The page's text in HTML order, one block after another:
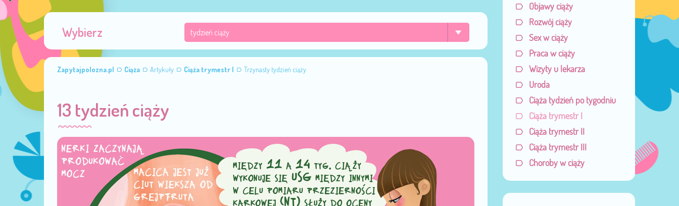
Wybierz
Zapytajpolozna.pl Ciąża Artykuły Ciąża trymestr I Trzynasty tydzień ciąży
13 tydzień ciąży
Objawy ciąży
Rozwój ciąży
Sex w ciąży
Praca w ciąży
Wizyty u lekarza
Uroda
Ciąża tydzień po tygodniu
Ciąża trymestr I
Ciąża trymestr II
Ciąża trymestr III
Choroby w ciąży